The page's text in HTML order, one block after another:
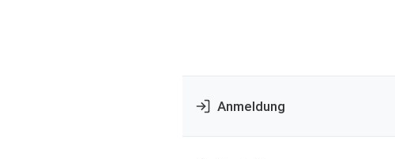
Anmeldung